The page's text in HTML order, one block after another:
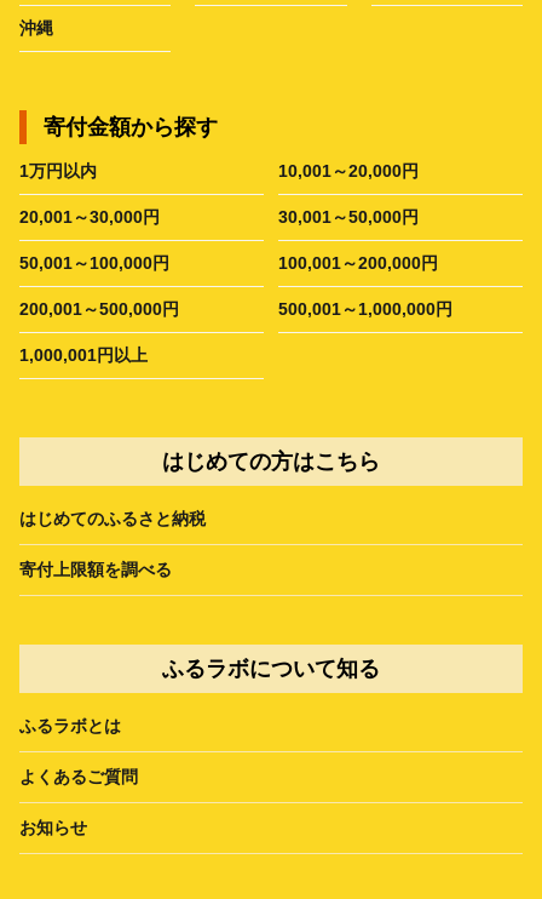
沖縄
寄付金額から探す
1万円以内 10,001～20,000円
20,001～30,000円 30,001～50,000円
50,001～100,000円 100,001～200,000円
200,001～500,000円 500,001～1,000,000円
1,000,001円以上
はじめての方はこちら
はじめてのふるさと納税
寄付上限額を調べる
ふるラボについて知る
ふるラボとは
よくあるご質問
お知らせ